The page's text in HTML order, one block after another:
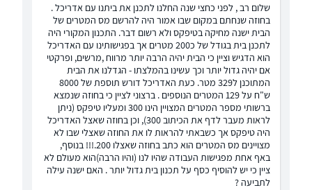
שלום רב , לפני כחצי שנה החלנו לתכנן את ביתנו עם אדריכל .
בחוזה שנחתם במקום שבו אמור היה להרשם מס המטרים של
הבית ישנה מחיקה בטיפקס ולא רשום דבר. התכנון המקורי היה
לתכנן בית בגודל של כ200 מטרים אך בפגישותינו עם האדריכל
הוא הדגיש וציין כי הבית יהיה הרבה יותר מרווח ,מרשים, ופרקטי
אם יהיה גדול יותר וכך עשינו בהמלצתו - הגדלנו את הבית
המתוכנן ל329 מטר. כעת האדריכל דורש תוספת של 8000
ש"ח על 129 המטרים הנוספים . ברצוני לציין כי בחוזה שנמצא
ברשותי מספר המטרים המצויין הינו 300 ומעליו טיפקס (ניתן
לראות מעבר לדף את הכיתוב 300), וכן בחוזה שאצל האדריכל
היה טיפקס אך כשבאתי להראות לו את החוזה שאצלי שבו לא
מצויינים מס המטרים הוא כתב בחוזה שאצלו 200.!!! בנוסף,
באף אחת מפגישות העבודה שהיו לנו (והיו הרבה)הוא מעולם לא
ציין כי יש להוסיף כסף על תכנון בית גדול יותר . האם ישנה עילה
לתביעה ?